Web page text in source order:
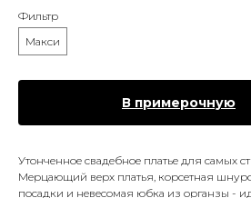
Фильтр
Макси
В примерочную
Утонченное свадебное платье для самых
Мерцающий верх платья, корсетная
посадки и невесомая юбка из органзы -